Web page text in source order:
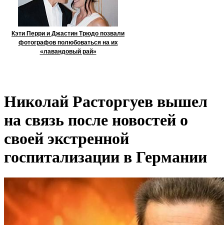
Кэти Перри и Джастин Трюдо позвали
фотографов полюбоваться на их
«лавандовый рай»
Николай Расторгуев вышел
на связь после новостей о
своей экстренной
госпитализации в Германии